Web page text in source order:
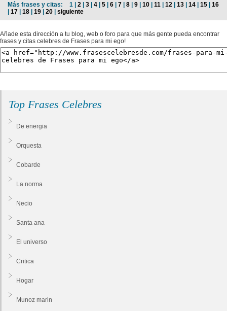
Más frases y citas: 1 | 2 | 3 | 4 | 5 | 6 | 7 | 8 | 9 | 10 | 11 | 12 | 13 | 14 | 15 | 16
| 17 | 18 | 19 | 20 | siguiente
Añade esta dirección a tu blog, web o foro para que más gente pueda encontrar
frases y citas celebres de Frases para mi ego!
Top Frases Celebres
De energia
Orquesta
Cobarde
La norma
Necio
Santa ana
El universo
Critica
Hogar
Munoz marin